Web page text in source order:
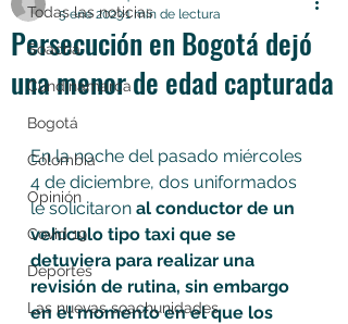
Todas las noticias
Soacha
Cundinamarca
Bogotá
Colombia
Opinión
Covid 19
Deportes
Las nuevas soachunidades
Persecución en Bogotá dejó
una menor de edad capturada
5 ene 20231 min de lectura
En la noche del pasado miércoles
4 de diciembre, dos uniformados
le solicitaron al conductor de un
vehículo tipo taxi que se
detuviera para realizar una
revisión de rutina, sin embargo
en el momento en el que los